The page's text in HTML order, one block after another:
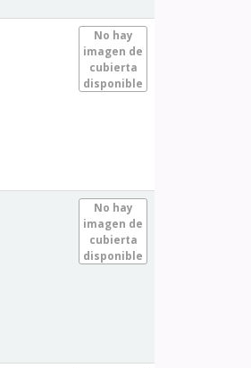
No hay
imagen de
cubierta
disponible
No hay
imagen de
cubierta
disponible